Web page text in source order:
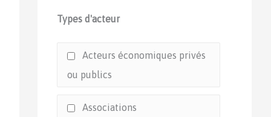
Types d'acteur
Acteurs économiques privés
ou publics
Associations